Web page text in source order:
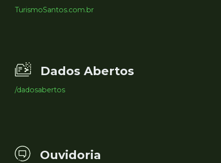
TurismoSantos.com.br
Dados Abertos
/dadosabertos
Ouvidoria